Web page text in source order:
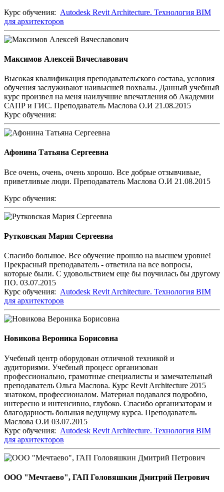
Курс обучения: Autodesk Revit Architecture. Технология BIM
для архитекторов
Максимов Алексей Вячеславович
Высокая квалификация преподавательского состава, условия
обучения заслуживают наивысшей похвалы. Данный учебный
курс произвел на меня наилучшие впечатления об Академии
САПР и ГИС. Преподаватель Маслова О.И 21.08.2015
Курс обучения:
Афонина Татьяна Сергеевна
Все очень, очень, очень хорошо. Все добрые отзывчивые,
приветливые люди. Преподаватель Маслова О.И 21.08.2015
Курс обучения:
Рутковская Мария Сергеевна
Спасибо большое. Все обучение прошло на высшем уровне!
Прекрасный преподаватель - ответила на все вопросы,
которые были. С удовольствием еще бы поучилась бы другому
ПО. 03.07.2015
Курс обучения: Autodesk Revit Architecture. Технология BIM
для архитекторов
Новикова Вероника Борисовна
Учебный центр оборудован отличной техникой и
аудиториями. Учебный процесс организован
профессионально, грамотные специалисты и замечательный
преподаватель Ольга Маслова. Курс Revit Architecture 2015
знатоком, профессионалом. Материал подавался подробно,
интересно и интенсивно, глубоко. Спасибо организаторам и
благодарность большая ведущему курса. Преподаватель
Маслова О.И 03.07.2015
Курс обучения: Autodesk Revit Architecture. Технология BIM
для архитекторов
ООО "Мечтаево", ГАП Головяшкин Дмитрий Петрович